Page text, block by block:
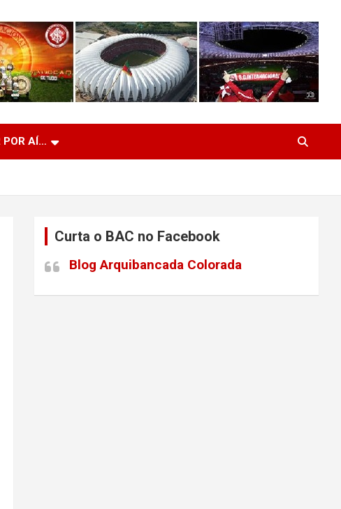
POR AÍ…
Curta o BAC no Facebook
Blog Arquibancada Colorada